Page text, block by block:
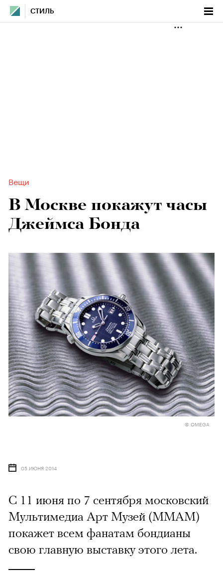
СТИЛЬ
Вещи
В Москве покажут часы
Джеймса Бонда
© OMEGA
05 ИЮНЯ 2014
С 11 июня по 7 сентября московский
Мультимедиа Арт Музей (MMAM)
покажет всем фанатам бондианы
свою главную выставку этого лета.